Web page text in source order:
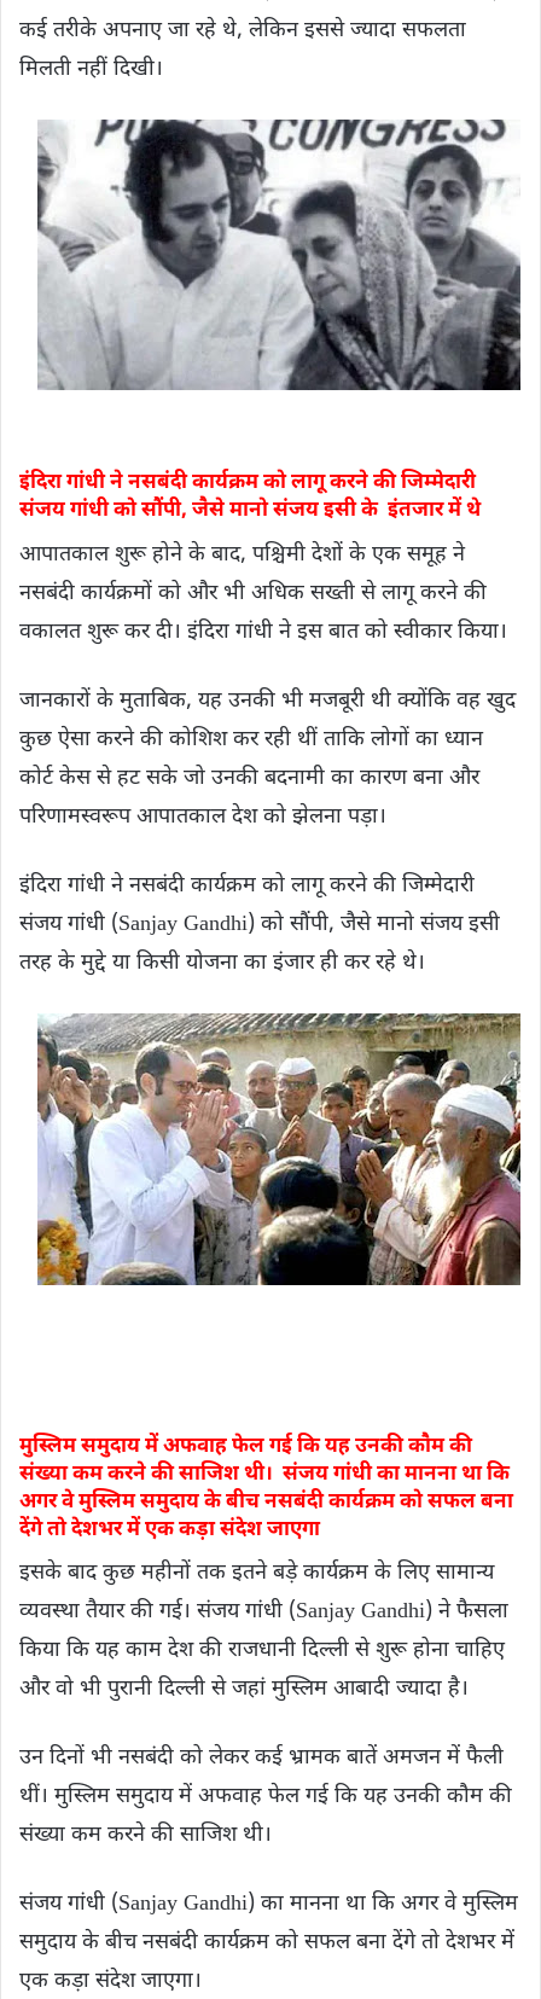
कई तरीके अपनाए जा रहे थे, लेकिन इससे ज्यादा सफलता
मिलती नहीं दिखी।
इंदिरा गांधी ने नसबंदी कार्यक्रम को लागू करने की जिम्मेदारी
संजय गांधी को सौंपी, जैसे मानो संजय इसी के इंतजार में थे
आपातकाल शुरू होने के बाद, पश्चिमी देशों के एक समूह ने
नसबंदी कार्यक्रमों को और भी अधिक सख्ती से लागू करने की
वकालत शुरू कर दी। इंदिरा गांधी ने इस बात को स्वीकार किया।
जानकारों के मुताबिक, यह उनकी भी मजबूरी थी क्योंकि वह खुद
कुछ ऐसा करने की कोशिश कर रही थीं ताकि लोगों का ध्यान
कोर्ट केस से हट सके जो उनकी बदनामी का कारण बना और
परिणामस्वरूप आपातकाल देश को झेलना पड़ा।
इंदिरा गांधी ने नसबंदी कार्यक्रम को लागू करने की जिम्मेदारी
संजय गांधी (Sanjay Gandhi) को सौंपी, जैसे मानो संजय इसी
तरह के मुद्दे या किसी योजना का इंजार ही कर रहे थे।
मुस्लिम समुदाय में अफवाह फेल गई कि यह उनकी कौम की
संख्या कम करने की साजिश थी। संजय गांधी का मानना ​​था कि
अगर वे मुस्लिम समुदाय के बीच नसबंदी कार्यक्रम को सफल बना
देंगे तो देशभर में एक कड़ा संदेश जाएगा
इसके बाद कुछ महीनों तक इतने बड़े कार्यक्रम के लिए सामान्य
व्यवस्था तैयार की गई। संजय गांधी (Sanjay Gandhi) ने फैसला
किया कि यह काम देश की राजधानी दिल्ली से शुरू होना चाहिए
और वो भी पुरानी दिल्ली से जहां मुस्लिम आबादी ज्यादा है।
उन दिनों भी नसबंदी को लेकर कई भ्रामक बातें अमजन में फैली
थीं। मुस्लिम समुदाय में अफवाह फेल गई कि यह उनकी कौम की
संख्या कम करने की साजिश थी।
संजय गांधी (Sanjay Gandhi) का मानना ​​था कि अगर वे मुस्लिम
समुदाय के बीच नसबंदी कार्यक्रम को सफल बना देंगे तो देशभर में
एक कड़ा संदेश जाएगा।